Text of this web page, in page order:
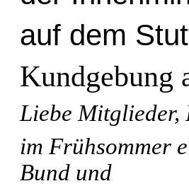
auf dem
Kundgebung
Liebe Mitglieder,
im Frühsommer
Bund und